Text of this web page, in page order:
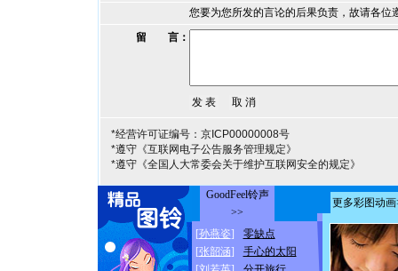
您要为您所发的言论的后果负责，故请各位
留 言：
*经营许可证编号：京ICP00000008号
*遵守《互联网电子公告服务管理规定》
*遵守《全国人大常委会关于维护互联网安全的规定》